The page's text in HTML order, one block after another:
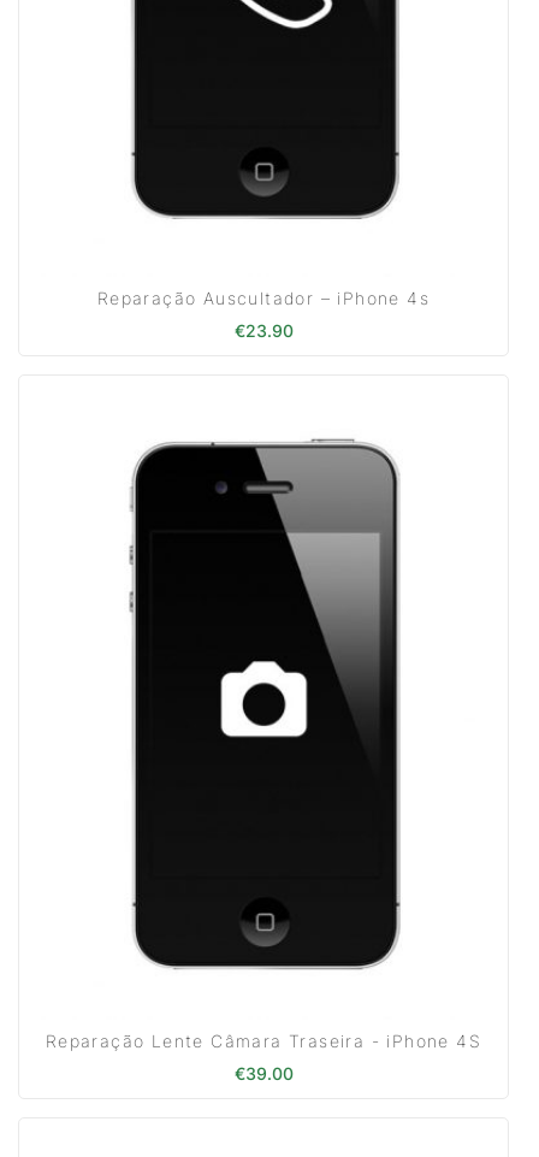
Reparação Auscultador – iPhone 4s
€23.90
Reparação Lente Câmara Traseira - iPhone 4S
€39.00